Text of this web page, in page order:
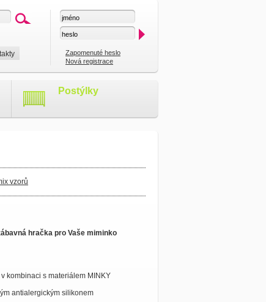
Zapomenuté heslo
Nová registrace
Postýlky
vzorů
hračka pro Vaše miminko
kombinaci s materiálem MINKY
antialergickým silikonem